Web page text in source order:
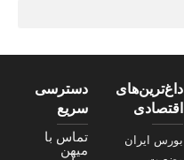
داغ‌ترین‌های
اقتصادی
بورس ایران
دسترسی
سریع
تماس با
میهن